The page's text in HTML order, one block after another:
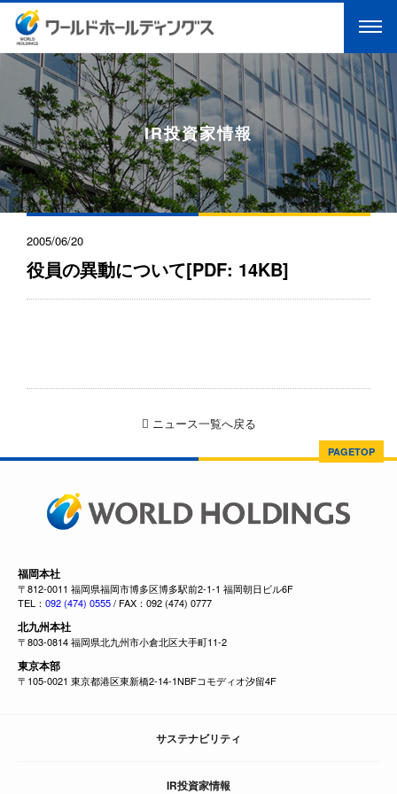
IR投資家情報
2005/06/20
役員の異動について[PDF: 14KB]
ニュース一覧へ戻る
PAGETOP
福岡本社
〒812-0011 福岡県福岡市博多区博多駅前2-1-1 福岡朝日ビル6F
TEL： 092 (474) 0555/ FAX：092 (474) 0777
北九州本社
〒803-0814 福岡県北九州市小倉北区大手町11-2
東京本部
〒105-0021 東京都港区東新橋2-14-1NBFコモディオ汐留4F
サステナビリティ
IR投資家情報